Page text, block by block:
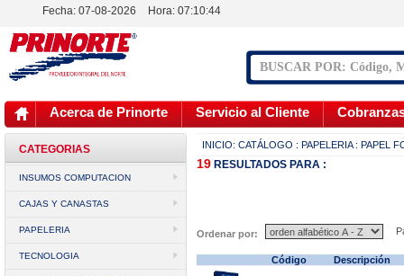
Fecha: 07-08-2026 Hora: 07:10:44
Acerca de Prinorte Servicio al Cliente
CATEGORIAS
INSUMOS COMPUTACION
CAJAS Y CANASTAS
PAPELERIA
TECNOLOGIA
INICIO: CATÁLOGO : PAPELERIA : PAPEL
19 RESULTADOS PARA :
Ordenar por:
Código Descripción